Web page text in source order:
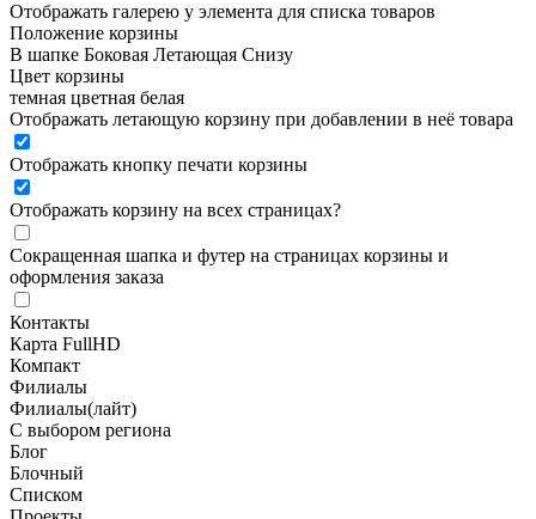
Отображать галерею у элемента для списка товаров
Положение корзины
В шапке Боковая Летающая Снизу
Цвет корзины
темная цветная белая
Отображать летающую корзину при добавлении в неё товара
Отображать кнопку печати корзины
Отображать корзину на всех страницах?
Сокращенная шапка и футер на страницах корзины и
оформления заказа
Контакты
Карта FullHD
Компакт
Филиалы
Филиалы(лайт)
С выбором региона
Блог
Блочный
Списком